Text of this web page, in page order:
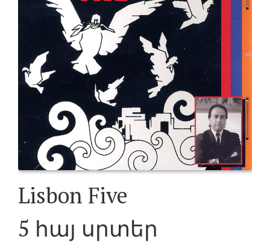
Lisbon Five
5 հայ սրտեր